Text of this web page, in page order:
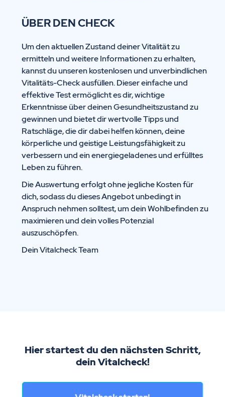
ÜBER DEN CHECK
Um den aktuellen Zustand deiner Vitalität zu
ermitteln und weitere Informationen zu erhalten,
kannst du unseren kostenlosen und unverbindlichen
Vitalitäts-Check ausfüllen. Dieser einfache und
effektive Test ermöglicht es dir, wichtige
Erkenntnisse über deinen Gesundheitszustand zu
gewinnen und bietet dir wertvolle Tipps und
Ratschläge, die dir dabei helfen können, deine
körperliche und geistige Leistungsfähigkeit zu
verbessern und ein energiegeladenes und erfülltes
Leben zu führen.
Die Auswertung erfolgt ohne jegliche Kosten für
dich, sodass du dieses Angebot unbedingt in
Anspruch nehmen solltest, um dein Wohlbefinden zu
maximieren und dein volles Potenzial
auszuschöpfen.
Dein Vitalcheck Team
Hier startest du den nächsten Schritt,
dein Vitalcheck!